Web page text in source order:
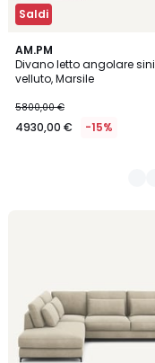
Saldi
AM.PM
Divano letto angolare
velluto, Marsile
5800,00 €
4930,00 € -15%
17
Colori